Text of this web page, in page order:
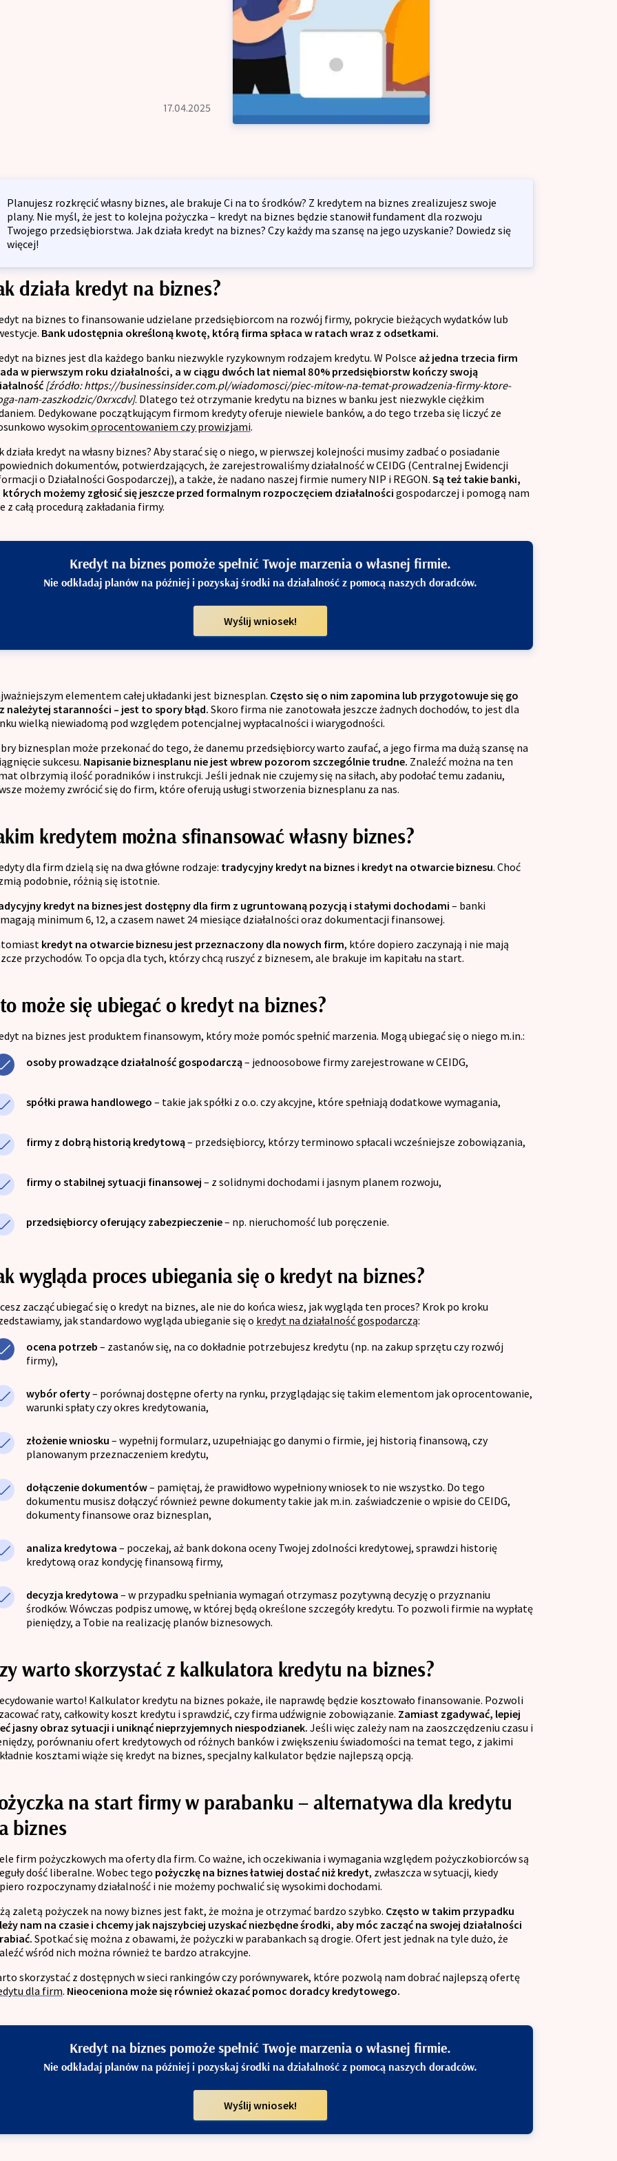
konsumpcyjny
refinansowy
na umowę zlecenie
Kredyt na działalność gospodarczą
Kredyt odnawialny dla firm
Restrukturyzacja przedsiębiorstw
Kredyt inwestycyjny dla firm
Opinie
Blog
Zespół
Kontakt
17.04.2025
Planujesz rozkręcić własny biznes, ale brakuje Ci na to środków? Z kredytem na biznes zrealizujesz swoje
plany. Nie myśl, że jest to kolejna pożyczka – kredyt na biznes będzie stanowił fundament dla rozwoju
Twojego przedsiębiorstwa. Jak działa kredyt na biznes? Czy każdy ma szansę na jego uzyskanie? Dowiedz się
więcej!
działa kredyt na biznes?
na biznes to finansowanie udzielane przedsiębiorcom na rozwój firmy, pokrycie bieżących wydatków lub
Bank udostępnia określoną kwotę, którą firma spłaca w ratach wraz z odsetkami.
na biznes jest dla każdego banku niezwykle ryzykownym rodzajem kredytu. W Polsce aż jedna trzecia firm
w pierwszym roku działalności, a w ciągu dwóch lat niemal 80% przedsiębiorstw kończy swoją
[źródło: https://businessinsider.com.pl/wiadomosci/piec-mitow-na-temat-prowadzenia-firmy-ktore-
nam-zaszkodzic/0xrxcdv]. Dlatego też otrzymanie kredytu na biznes w banku jest niezwykle ciężkim
Dedykowane początkującym firmom kredyty oferuje niewiele banków, a do tego trzeba się liczyć ze
wysokimoprocentowaniem czy prowizjami.
działa kredyt na własny biznes? Aby starać się o niego, w pierwszej kolejności musimy zadbać o posiadanie
dokumentów, potwierdzających, że zarejestrowaliśmy działalność w CEIDG (Centralnej Ewidencji
o Działalności Gospodarczej), a także, że nadano naszej firmie numery NIP i REGON. Są też takie banki,
których możemy zgłosić się jeszcze przed formalnym rozpoczęciem działalności gospodarczej i pomogą nam
z całą procedurą zakładania firmy.
Kredyt na biznes pomoże spełnić Twoje marzenia o własnej firmie.
Nie odkładaj planów na później i pozyskaj środki na działalność z pomocą naszych doradców.
Wyślij wniosek!
elementem całej układanki jest biznesplan. Często się o nim zapomina lub przygotowuje się go
należytej staranności – jest to spory błąd. Skoro firma nie zanotowała jeszcze żadnych dochodów, to jest dla
wielką niewiadomą pod względem potencjalnej wypłacalności i wiarygodności.
biznesplan może przekonać do tego, że danemu przedsiębiorcy warto zaufać, a jego firma ma dużą szansę na
sukcesu. Napisanie biznesplanu nie jest wbrew pozorom szczególnie trudne. Znaleźć można na ten
olbrzymią ilość poradników i instrukcji. Jeśli jednak nie czujemy się na siłach, aby podołać temu zadaniu,
możemy zwrócić się do firm, które oferują usługi stworzenia biznesplanu za nas.
kredytem można sfinansować własny biznes?
dla firm dzielą się na dwa główne rodzaje: tradycyjny kredyt na biznes i kredyt na otwarcie biznesu. Choć
podobnie, różnią się istotnie.
kredyt na biznes jest dostępny dla firm z ugruntowaną pozycją i stałymi dochodami – banki
minimum 6, 12, a czasem nawet 24 miesiące działalności oraz dokumentacji finansowej.
kredyt na otwarcie biznesu jest przeznaczony dla nowych firm, które dopiero zaczynają i nie mają
przychodów. To opcja dla tych, którzy chcą ruszyć z biznesem, ale brakuje im kapitału na start.
może się ubiegać o kredyt na biznes?
na biznes jest produktem finansowym, który może pomóc spełnić marzenia. Mogą ubiegać się o niego m.in.:
osoby prowadzące działalność gospodarczą– jednoosobowe firmy zarejestrowane w CEIDG,
spółki prawa handlowego – takie jak spółki z o.o. czy akcyjne, które spełniają dodatkowe wymagania,
firmy z dobrą historią kredytową– przedsiębiorcy, którzy terminowo spłacali wcześniejsze zobowiązania,
firmy o stabilnej sytuacji finansowej – z solidnymi dochodami i jasnym planem rozwoju,
przedsiębiorcy oferujący zabezpieczenie– np. nieruchomość lub poręczenie.
wygląda proces ubiegania się o kredyt na biznes?
zacząć ubiegać się o kredyt na biznes, ale nie do końca wiesz, jak wygląda ten proces? Krok po kroku
jak standardowo wygląda ubieganie się o kredyt na działalność gospodarczą:
ocena potrzeb – zastanów się, na co dokładnie potrzebujesz kredytu (np. na zakup sprzętu czy rozwój
firmy),
wybór oferty– porównaj dostępne oferty na rynku, przyglądając się takim elementom jak oprocentowanie,
warunki spłaty czy okres kredytowania,
złożenie wniosku – wypełnij formularz, uzupełniając go danymi o firmie, jej historią finansową, czy
planowanym przeznaczeniem kredytu,
dołączenie dokumentów– pamiętaj, że prawidłowo wypełniony wniosek to nie wszystko. Do tego
dokumentu musisz dołączyć również pewne dokumenty takie jak m.in. zaświadczenie o wpisie do CEIDG,
dokumenty finansowe oraz biznesplan,
analiza kredytowa – poczekaj, aż bank dokona oceny Twojej zdolności kredytowej, sprawdzi historię
kredytową oraz kondycję finansową firmy,
decyzja kredytowa – w przypadku spełniania wymagań otrzymasz pozytywną decyzję o przyznaniu
środków. Wówczas podpisz umowę, w której będą określone szczegóły kredytu. To pozwoli firmie na wypłatę
pieniędzy, a Tobie na realizację planów biznesowych.
warto skorzystać z kalkulatora kredytu na biznes?
warto! Kalkulator kredytu na biznes pokaże, ile naprawdę będzie kosztowało finansowanie. Pozwoli
raty, całkowity koszt kredytu i sprawdzić, czy firma udźwignie zobowiązanie. Zamiast zgadywać, lepiej
jasny obraz sytuacji i uniknąć nieprzyjemnych niespodzianek. Jeśli więc zależy nam na zaoszczędzeniu czasu i
porównaniu ofert kredytowych od różnych banków i zwiększeniu świadomości na temat tego, z jakimi
kosztami wiąże się kredyt na biznes, specjalny kalkulator będzie najlepszą opcją.
na start firmy w parabanku – alternatywa dla kredytu
biznes
firm pożyczkowych ma oferty dla firm. Co ważne, ich oczekiwania i wymagania względem pożyczkobiorców są
dość liberalne. Wobec tego pożyczkę na biznes łatwiej dostać niż kredyt, zwłaszcza w sytuacji, kiedy
rozpoczynamy działalność i nie możemy pochwalić się wysokimi dochodami.
zaletą pożyczek na nowy biznes jest fakt, że można je otrzymać bardzo szybko. Często w takim przypadku
nam na czasie i chcemy jak najszybciej uzyskać niezbędne środki, aby móc zacząć na swojej działalności
Spotkać się można z obawami, że pożyczki w parabankach są drogie. Ofert jest jednak na tyle dużo, że
wśród nich można również te bardzo atrakcyjne.
skorzystać z dostępnych w sieci rankingów czy porównywarek, które pozwolą nam dobrać najlepszą ofertę
dla firm. Nieoceniona może się również okazać pomoc doradcy kredytowego.
Kredyt na biznes pomoże spełnić Twoje marzenia o własnej firmie.
Nie odkładaj planów na później i pozyskaj środki na działalność z pomocą naszych doradców.
Wyślij wniosek!